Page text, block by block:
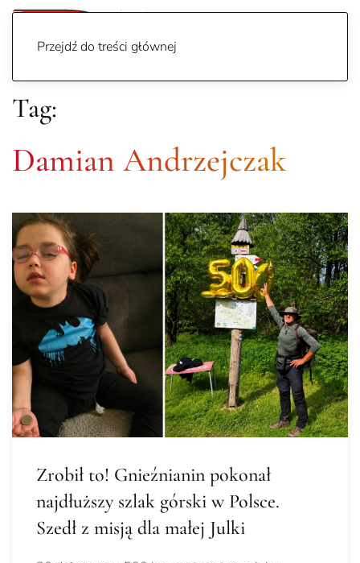
Przejdź do treści głównej
Tag:
Damian Andrzejczak
Zrobił to! Gnieźnianin pokonał
najdłuższy szlak górski w Polsce.
Szedł z misją dla małej Julki